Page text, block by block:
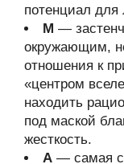
потенциал для
М —
окружающим,
отношения к
«центром
находить
под маской
жесткость.
А — самая